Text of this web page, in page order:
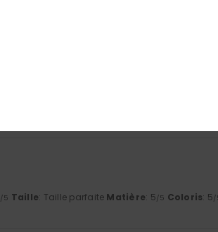
/5 Taille: Taille parfaite Matière: 5/5 Coloris: 5/